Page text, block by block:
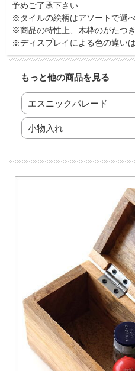
予めご了承下さい
※タイルの絵柄はアソートで選
※商品の特性上、木枠のがたつ
※ディスプレイによる色の違い
もっと他の商品を見る
エスニックパレード
小物入れ